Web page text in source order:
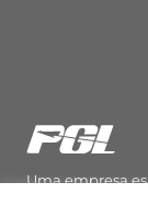
Uma empresa